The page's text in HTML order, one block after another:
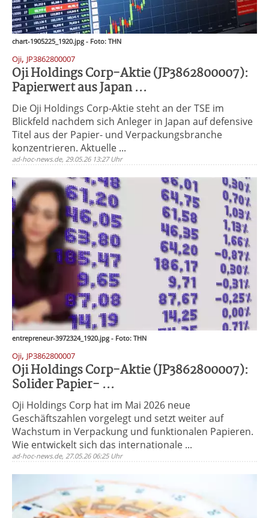
chart-1905225_1920.jpg - Foto: THN
Oji, JP3862800007
Oji Holdings Corp-Aktie (JP3862800007):
Papierwert aus Japan ...
Die Oji Holdings Corp-Aktie steht an der TSE im
Blickfeld nachdem sich Anleger in Japan auf defensive
Titel aus der Papier- und Verpackungsbranche
konzentrieren. Aktuelle ...
ad-hoc-news.de, 29.05.26 13:27 Uhr
entrepreneur-3972324_1920.jpg - Foto: THN
Oji, JP3862800007
Oji Holdings Corp-Aktie (JP3862800007):
Solider Papier- ...
Oji Holdings Corp hat im Mai 2026 neue
Geschäftszahlen vorgelegt und setzt weiter auf
Wachstum in Verpackung und funktionalen Papieren.
Wie entwickelt sich das internationale ...
ad-hoc-news.de, 27.05.26 06:25 Uhr